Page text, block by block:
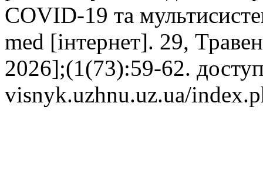
COVID-19 та
med [інтернет]. 29,
2026];(1(73):59-62.
visnyk.uzhnu.uz.ua/